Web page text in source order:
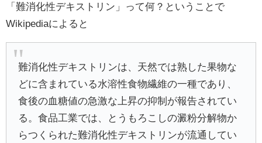
「難消化性デキストリン」って何？ということで
Wikipediaによると
難消化性デキストリンは、天然では熟した果物な
どに含まれている水溶性食物繊維の一種であり、
食後の血糖値の急激な上昇の抑制が報告されてい
る。食品工業では、とうもろこしの澱粉分解物か
らつくられた難消化性デキストリンが流通してい